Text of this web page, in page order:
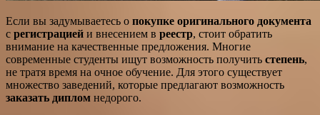
Если вы задумываетесь о покупке оригинального документа
с регистрацией и внесением в реестр, стоит обратить
внимание на качественные предложения. Многие
современные студенты ищут возможность получить степень,
не тратя время на очное обучение. Для этого существует
множество заведений, которые предлагают возможность
заказать диплом недорого.